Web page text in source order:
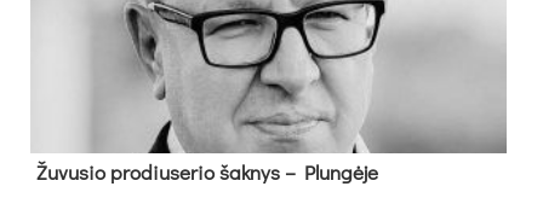
Žu­vu­sio pro­diu­se­rio šak­nys – Plun­gė­je